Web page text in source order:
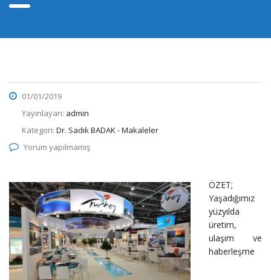
01/01/2019
Yayınlayan: admin
Kategori: Dr. Sadık BADAK - Makaleler
Yorum yapılmamış
ÖZET;
Yaşadığımız
yüzyılda
üretim,
ulaşım ve
haberleşme